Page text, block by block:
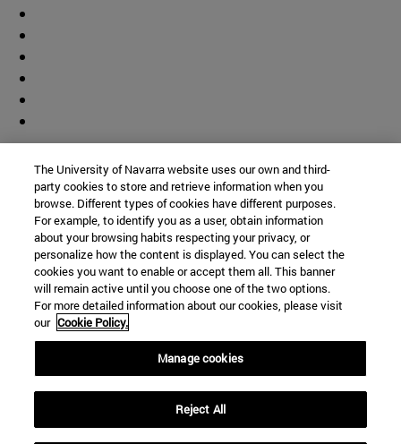
© Universidad de Navarra
Información legal
Accesibilidad
Configuración de cookies
Localizador de campus
The University of Navarra website uses our own and third-
party cookies to store and retrieve information when you
browse. Different types of cookies have different purposes.
For example, to identify you as a user, obtain information
about your browsing habits respecting your privacy, or
personalize how the content is displayed. You can select the
cookies you want to enable or accept them all. This banner
will remain active until you choose one of the two options.
For more detailed information about our cookies, please visit
our Cookie Policy.
Manage cookies
Reject All